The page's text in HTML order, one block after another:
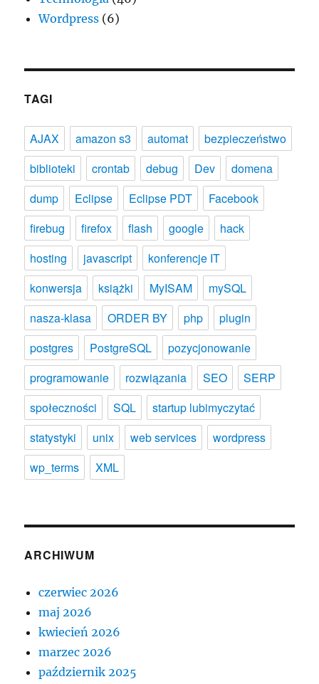
Wordpress (6)
TAGI
AJAX amazon s3 automat
bezpieczeństwo
biblioteki
crontab debug Dev
domena
dump
Eclipse Eclipse PDT
Facebook
firebug
firefox flash google
hack
hosting
javascript
konferencje IT
konwersja
książki MyISAM
mySQL
nasza-klasa
ORDER BY php
plugin
postgres
PostgreSQL
pozycjonowanie
programowanie
rozwiązania SEO
SERP
społeczności
SQL
startup lubimyczytać
statystyki
unix web services
wordpress
wp_terms
XML
ARCHIWUM
czerwiec 2026
maj 2026
kwiecień 2026
marzec 2026
październik 2025